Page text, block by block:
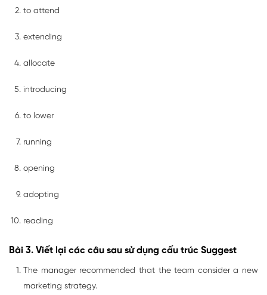
to attend
extending
allocate
introducing
to lower
running
opening
adopting
reading
Bài 3. Viết lại các câu sau sử dụng cấu trúc Suggest
The manager recommended that the team consider a new
marketing strategy.